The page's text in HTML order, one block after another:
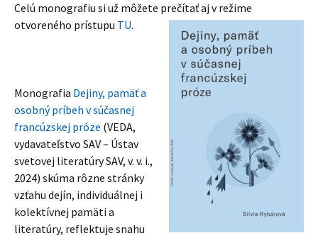
Celú monografiu si už môžete prečítať aj v režime
otvoreného prístupu TU.
Monografia Dejiny, pamäť a
osobný príbeh v súčasnej
francúzskej próze (VEDA,
vydavateľstvo SAV – Ústav
svetovej literatúry SAV, v. v. i.,
2024) skúma rôzne stránky
vzťahu dejín, individuálnej i
kolektívnej pamäti a
literatúry, reflektuje snahu